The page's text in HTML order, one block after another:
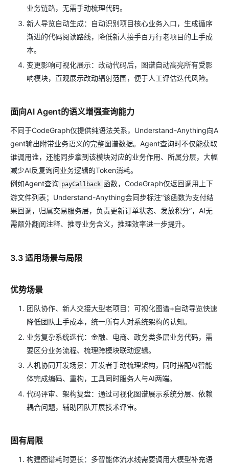
业务链路，无需手动梳理代码。
新人导览自动生成：自动识别项目核心业务入口，生成循序
渐进的代码阅读路线，降低新人接手百万行老项目的上手成
本。
变更影响可视化展示：改动代码后，图谱自动高亮所有受影
响模块，直观展示改动辐射范围，便于人工评估迭代风险。
面向AI Agent的语义增强查询能力
不同于CodeGraph仅提供纯语法关系，Understand-Anything向A
gent输出附带业务语义的完整图谱数据。Agent查询时不仅能获取
谁调用谁，还能同步拿到该模块对应的业务作用、所属分层，大幅
减少AI反复询问业务逻辑的Token消耗。
例如Agent查询 payCallback 函数，CodeGraph仅返回调用上下
游文件列表；Understand-Anything会同步标注“该函数为支付结
果回调，归属交易服务层，负责更新订单状态、发放积分”，AI无
需额外翻阅注释、推导业务含义，推理效率进一步提升。
3.3 适用场景与局限
优势场景
团队协作、新人交接大型老项目：可视化图谱+自动导览快速
降低团队上手成本，统一所有人对系统架构的认知。
业务复杂系统迭代：金融、电商、政务类多层业务代码，需
要区分业务流程、梳理跨模块联动逻辑。
人机协同开发场景：开发者手动梳理架构，同时搭配AI智能
体完成编码、重构，工具同时服务人与AI两端。
代码评审、架构复盘：通过可视化图谱展示系统分层、依赖
耦合问题，辅助团队开展技术评审。
固有局限
构建图谱耗时更长：多智能体流水线需要调用大模型补充语